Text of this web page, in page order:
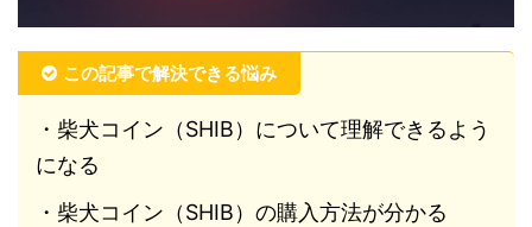
この記事で解決できる悩み
・柴犬コイン（SHIB）について理解できるよう
になる
・柴犬コイン（SHIB）の購入方法が分かる